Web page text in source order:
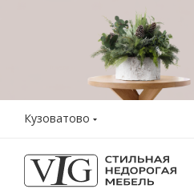
Кузоватово